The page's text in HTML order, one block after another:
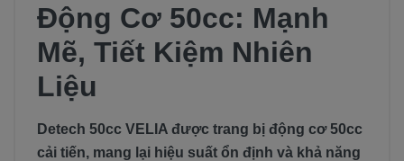
Động Cơ 50cc: Mạnh
Mẽ, Tiết Kiệm Nhiên
Liệu
Detech 50cc VELIA được trang bị động cơ 50cc
cải tiến, mang lại hiệu suất ổn định và khả năng